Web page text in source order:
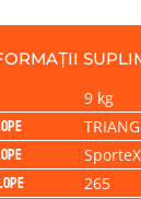
9 kg
265